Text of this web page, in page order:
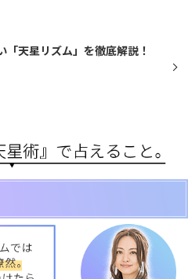
「天星リズム」を徹底解説！